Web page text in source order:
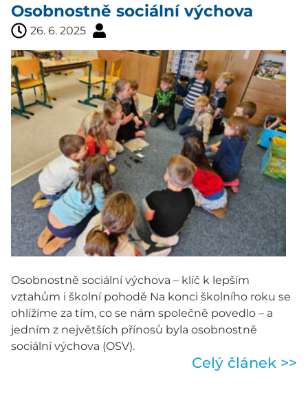
Osobnostně sociální výchova
26. 6. 2025
Osobnostně sociální výchova – klíč k lepším
vztahům i školní pohodě Na konci školního roku se
ohlížíme za tím, co se nám společně povedlo – a
jedním z největších přínosů byla osobnostně
sociální výchova (OSV).
Celý článek >>